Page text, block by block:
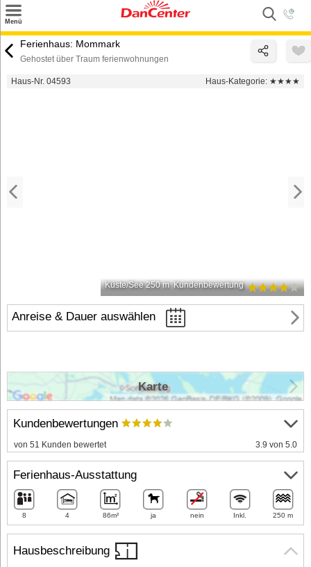
Menü
Suchen
Ferienhaus: Mommark
Gehostet über Traum ferienwohnungen
Haus-Nr. 04593 Haus-Kategorie: ★★★★
Küste/See 250 m Kundenbewertung
Anreise & Dauer auswählen
Hausbeschreibung
Kundenbewertungen
von 51 Kunden bewertet 3.9 von 5.0
Ferienhaus-Ausstattung
8 4 86m² ja nein Inkl. 250 m
Karte